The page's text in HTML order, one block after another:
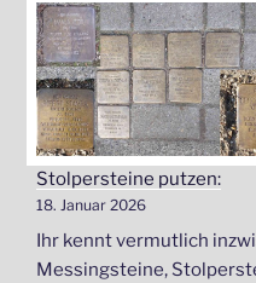
Stolpersteine putzen:
18. Januar 2026
Ihr kennt vermutlich
Messingsteine,